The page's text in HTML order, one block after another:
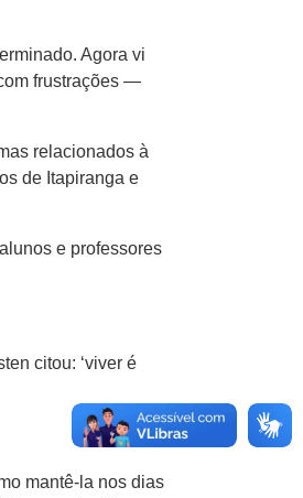
Agora vi
frustrações —
relacionados à
de Itapiranga e
e professores
citou: ‘viver é
mantê-la nos dias